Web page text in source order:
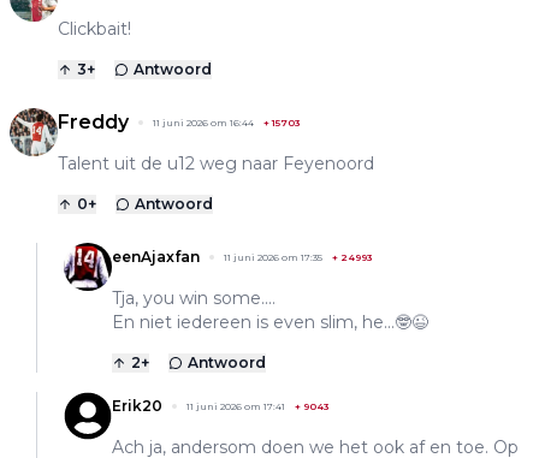
Clickbait!
3+ Antwoord
Freddy 11 juni 2026 om 16:44 +15703
Talent uit de u12 weg naar Feyenoord
0+ Antwoord
eenAjaxfan 11 juni 2026 om 17:35 + 24993
Tja, you win some....
En niet iedereen is even slim, he...🤓😉
2+ Antwoord
Erik20 11 juni 2026 om 17:41 + 9043
Ach ja, andersom doen we het ook af en toe. Op